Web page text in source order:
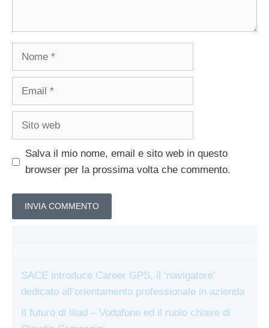
Nome
Email
Sito
Salva il mio nome, email e sito web in questo
browser per la prossima volta che commento.
SACE introduce Career GPS, il ‘navigatore’
dedicato all’orientamento professionale in azienda
Il futuro di Iliad – Vodafone ed il ruolo chiave di